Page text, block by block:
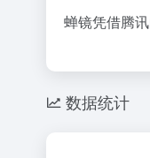
蝉镜凭借腾
数据统计